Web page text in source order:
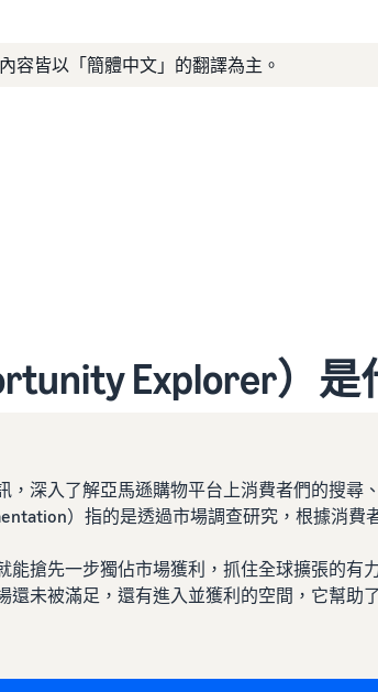
容皆以「簡體中文」的翻譯為主。
Explorer）是
深入了解亞馬遜購物平台上消費者們的搜尋
）指的是透過市場調查研究，根據消費
搶先一步獨佔市場獲利，抓住全球擴張的有
未被滿足，還有進入並獲利的空間，它幫助